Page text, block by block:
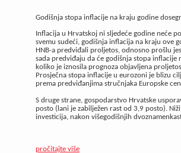
Godišnja stopa inflacije na kraju godine
Inflacija u Hrvatskoj ni sljedeće godine neće
svemu sudeći, godišnja inflacija na kraju ove
HNB-a predviđali proljetos, odnosno prošlu
sada predviđaju da će godišnja stopa
koliko je iznosila prognoza objavljena
Prosječna stopa inflacije u eurozoni je blizu
prema predviđanjima stručnjaka Europske
S druge strane, gospodarstvo Hrvatske
posto (lani je zabilježen rast od 3,9 posto).
investicija, nakon višegodišnjih
pročitajte više